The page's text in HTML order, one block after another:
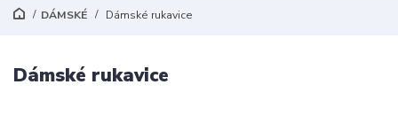
DÁMSKÉ Dámské rukavice
Dámské rukavice